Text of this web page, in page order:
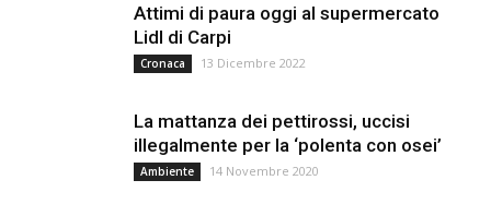
Attimi di paura oggi al supermercato
Lidl di Carpi
Cronaca 13 Dicembre 2022
La mattanza dei pettirossi, uccisi
illegalmente per la ‘polenta con osei’
Ambiente 14 Novembre 2020